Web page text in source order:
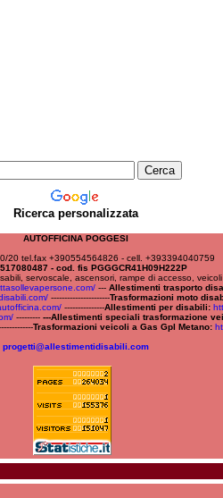
Ricerca personalizzata
AUTOFFICINA POGGESI
20 tel.fax +390554564826 - cell. +393394040759
- cod. fis PGGGCR41H09H222P
servoscale, ascensori, rampe di accesso,
--- Allestimenti trasporto
----------------------Trasformazioni moto
---------------Allestimenti per disabili:
--------- ---Allestimenti speciali trasformazione
Trasformazioni veicoli a Gas Gpl Metano:
progetti@allestimentidisabili.com